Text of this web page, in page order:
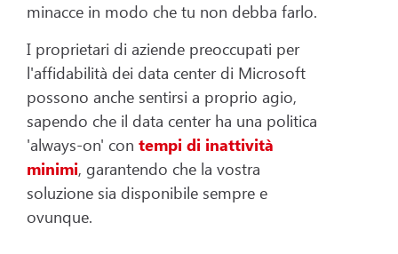
minacce in modo che tu non debba farlo.
I proprietari di aziende preoccupati per
l'affidabilità dei data center di Microsoft
possono anche sentirsi a proprio agio,
sapendo che il data center ha una politica
'always-on' con tempi di inattività
minimi, garantendo che la vostra
soluzione sia disponibile sempre e
ovunque.